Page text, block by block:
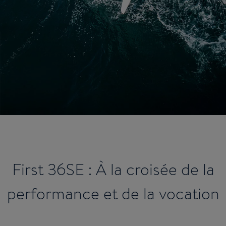
First 36SE : À la croisée de la
performance et de la vocation